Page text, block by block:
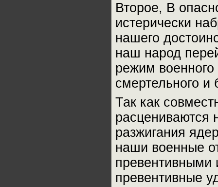
Второе, В
истерически
нашего
наш народ
режим
смертельного и
Так как
расцениваются
разжигания
наши военные
превентивными
превентивные